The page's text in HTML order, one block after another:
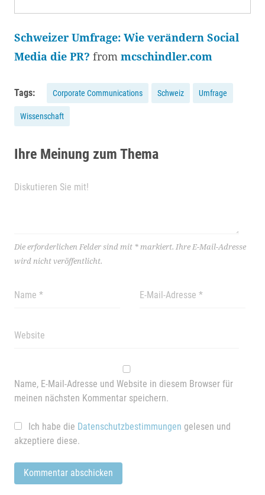
Schweizer Umfrage: Wie verändern Social
Media die PR? from mcschindler.com
Tags: Corporate Communications Schweiz Umfrage
Wissenschaft
Ihre Meinung zum Thema
Die erforderlichen Felder sind mit *markiert. Ihre E-Mail-Adresse
wird nicht veröffentlicht.
Name, E-Mail-Adresse und Website in diesem Browser für
meinen nächsten Kommentar speichern.
Ich habe die Datenschutzbestimmungen gelesen und
akzeptiere diese.